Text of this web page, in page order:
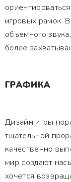
игровых рамок.
объемного
более
ГРАФИКА
Дизайн игры
тщательной
качественно
мир создают
хочется